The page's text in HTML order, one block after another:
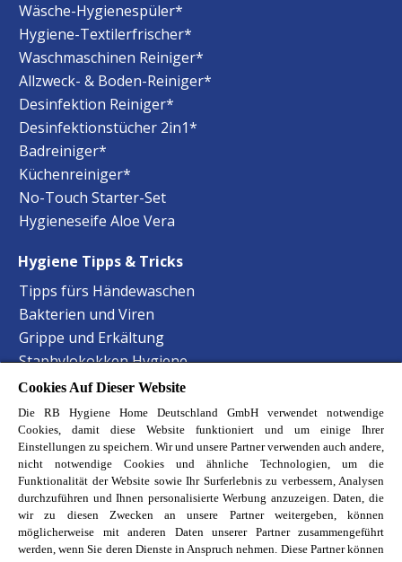
Wäsche-Hygienespüler*
Hygiene-Textilerfrischer*
Waschmaschinen Reiniger*
Allzweck- & Boden-Reiniger*
Desinfektion Reiniger*
Desinfektionstücher 2in1*
Badreiniger*
Küchenreiniger*
No-Touch Starter-Set
Hygieneseife Aloe Vera
Hygiene Tipps & Tricks
Tipps fürs Händewaschen
Bakterien und Viren
Grippe und Erkältung
Staphylokokken Hygiene
Harnwegsinfektionen Hygiene
Lebensmittelvergiftung Hygiene
Hand-Mund-Fuss Krankheit
Baby-Krankheiten erkennen
Haustierbesitzer Reinigungstipps
Allergene im Schlafzimmer
Entdecke unsere Reckitt Marken
Cookies Auf Dieser Website
Die RB Hygiene Home Deutschland GmbH verwendet notwendige
Cookies, damit diese Website funktioniert und um einige Ihrer
Einstellungen zu speichern. Wir und unsere Partner verwenden auch andere,
nicht notwendige Cookies und ähnliche Technologien, um die
Funktionalität der Website sowie Ihr Surferlebnis zu verbessern, Analysen
durchzuführen und Ihnen personalisierte Werbung anzuzeigen. Daten, die
wir zu diesen Zwecken an unsere Partner weitergeben, können
möglicherweise mit anderen Daten unserer Partner zusammengeführt
werden, wenn Sie deren Dienste in Anspruch nehmen. Diese Partner können